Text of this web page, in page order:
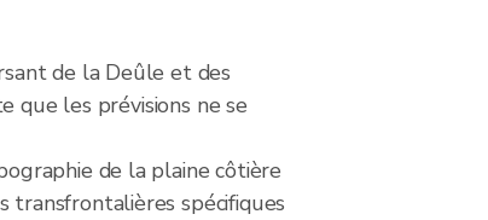
de la Deûle et des
que les prévisions ne se
de la plaine côtière
spécifiques